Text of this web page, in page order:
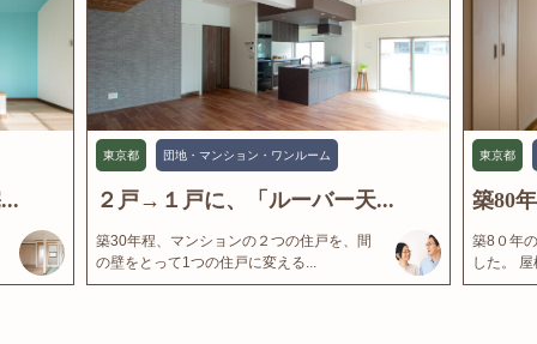
東京都 団地・マンション・ワンルーム
２戸→１戸に、「ルーバー天...
築30年程、マンションの２つの住戸を、間
の壁をとって1つの住戸に変える...
東京都
築80
築8０年
した。